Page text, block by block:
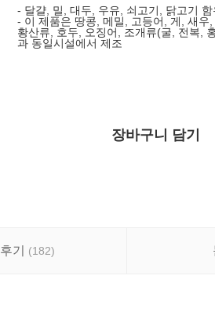
- 달걀, 밀, 대두, 우유, 쇠고기, 닭고기 함
- 이 제품은 땅콩, 메밀, 고등어, 게, 새우
황산류, 호두, 오징어, 조개류(굴, 전복,
과 동일시설에서 제조
장바구니 담기
후기 (182)